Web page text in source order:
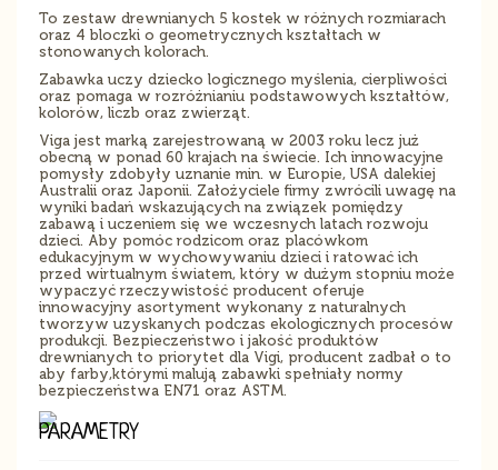
To zestaw drewnianych 5 kostek w różnych rozmiarach
oraz 4 bloczki o geometrycznych kształtach w
stonowanych kolorach.
Zabawka uczy dziecko logicznego myślenia, cierpliwości
oraz pomaga w rozróżnianiu podstawowych kształtów,
kolorów, liczb oraz zwierząt.
Viga jest marką zarejestrowaną w 2003 roku lecz już
obecną w ponad 60 krajach na świecie. Ich innowacyjne
pomysły zdobyły uznanie min. w Europie, USA dalekiej
Australii oraz Japonii. Założyciele firmy zwrócili uwagę na
wyniki badań wskazujących na związek pomiędzy
zabawą i uczeniem się we wczesnych latach rozwoju
dzieci. Aby pomóc rodzicom oraz placówkom
edukacyjnym w wychowywaniu dzieci i ratować ich
przed wirtualnym światem, który w dużym stopniu może
wypaczyć rzeczywistość producent oferuje
innowacyjny asortyment wykonany z naturalnych
tworzyw uzyskanych podczas ekologicznych procesów
produkcji. Bezpieczeństwo i jakość produktów
drewnianych to priorytet dla Vigi, producent zadbał o to
aby farby,którymi malują zabawki spełniały normy
bezpieczeństwa EN71 oraz ASTM.
PARAMETRY